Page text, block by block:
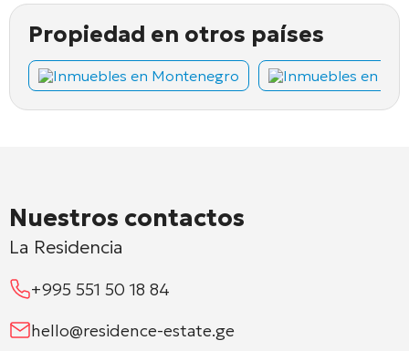
Propiedad en otros países
Inmuebles en Montenegro Inmuebles en
Nuestros contactos
La Residencia
+995 551 50 18 84
hello@residence-estate.ge